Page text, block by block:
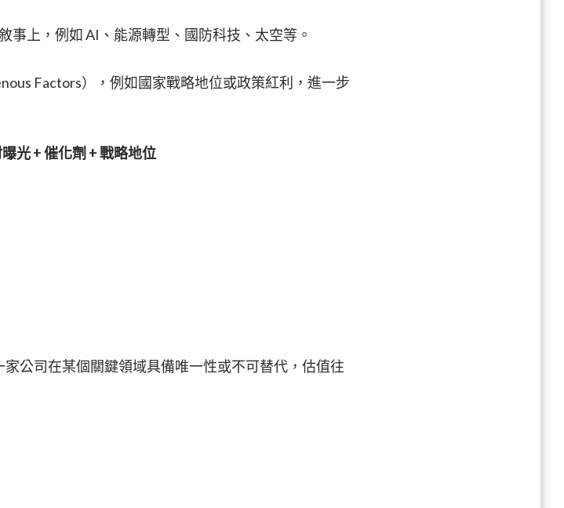
事上，例如 AI、能源轉型、國防科技、太空等。
Factors），例如國家戰略地位或政策紅利，進一步
光 + 催化劑 + 戰略地位
公司在某個關鍵領域具備唯一性或不可替代，估值往